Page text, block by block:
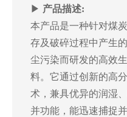
▶ 产品描述:
本产品是一种针对煤
存及破碎过程中产生
尘污染而研发的高效
料。它通过创新的高
术，兼具优异的润湿
并功能，能迅速捕捉